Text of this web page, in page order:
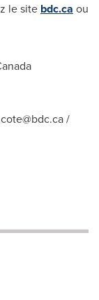
le site bdc.ca ou
/